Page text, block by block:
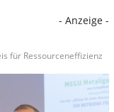
- Anzeige -
für Ressourceneffizienz